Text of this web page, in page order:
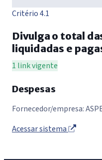
Critério 4.1
Divulga o total
liquidadas e
1 link vigente
Despesas
Fornecedor/empresa:
Acessar sistema